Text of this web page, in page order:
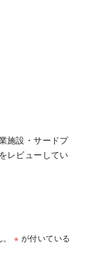
施設・サードプ
レビューしてい
※ が付いている